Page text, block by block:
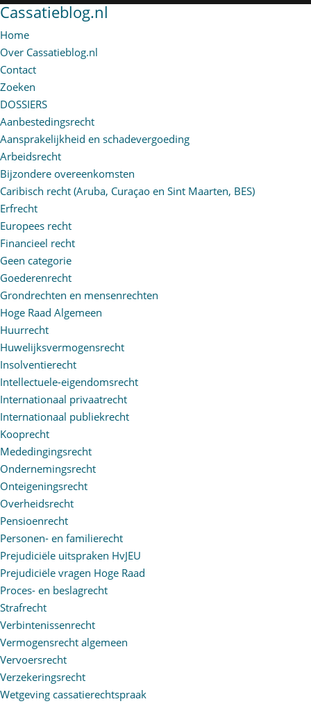
Cassatieblog.nl
Home
Over Cassatieblog.nl
Contact
Zoeken
DOSSIERS
Aanbestedingsrecht
Aansprakelijkheid en schadevergoeding
Arbeidsrecht
Bijzondere overeenkomsten
Caribisch recht (Aruba, Curaçao en Sint Maarten, BES)
Erfrecht
Europees recht
Financieel recht
Geen categorie
Goederenrecht
Grondrechten en mensenrechten
Hoge Raad Algemeen
Huurrecht
Huwelijksvermogensrecht
Insolventierecht
Intellectuele-eigendomsrecht
Internationaal privaatrecht
Internationaal publiekrecht
Kooprecht
Mededingingsrecht
Ondernemingsrecht
Onteigeningsrecht
Overheidsrecht
Pensioenrecht
Personen- en familierecht
Prejudiciële uitspraken HvJEU
Prejudiciële vragen Hoge Raad
Proces- en beslagrecht
Strafrecht
Verbintenissenrecht
Vermogensrecht algemeen
Vervoersrecht
Verzekeringsrecht
Wetgeving cassatierechtspraak